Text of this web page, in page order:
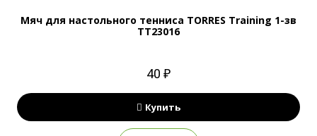
Мяч для настольного тенниса TORRES Training 1-зв
TT23016
40 ₽
Купить